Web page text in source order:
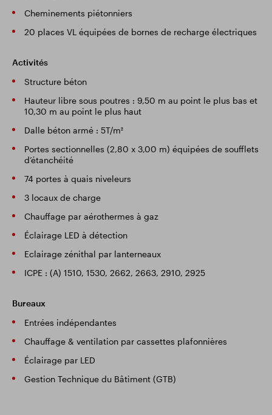
Cheminements piétonniers
20 places VL équipées de bornes de recharge électriques
Activités
Structure béton
Hauteur libre sous poutres : 9,50 m au point le plus bas et
10,30 m au point le plus haut
Dalle béton armé : 5T/m²
Portes sectionnelles (2,80 x 3,00 m) équipées de soufflets
d’étanchéité
74 portes à quais niveleurs
3 locaux de charge
Chauffage par aérothermes à gaz
Éclairage LED à détection
Eclairage zénithal par lanterneaux
ICPE : (A) 1510, 1530, 2662, 2663, 2910, 2925
Bureaux
Entrées indépendantes
Chauffage & ventilation par cassettes plafonnières
Éclairage par LED
Gestion Technique du Bâtiment (GTB)